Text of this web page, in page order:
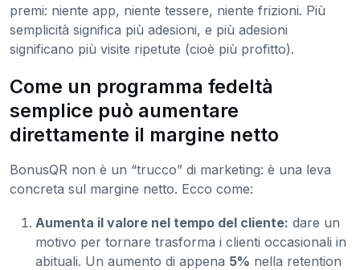
premi: niente app, niente tessere, niente frizioni. Più
semplicità significa più adesioni, e più adesioni
significano più visite ripetute (cioè più profitto).
Come un programma fedeltà
semplice può aumentare
direttamente il margine netto
BonusQR non è un “trucco” di marketing: è una leva
concreta sul margine netto. Ecco come:
Aumenta il valore nel tempo del cliente: dare un
motivo per tornare trasforma i clienti occasionali in
abituali. Un aumento di appena 5% nella retention